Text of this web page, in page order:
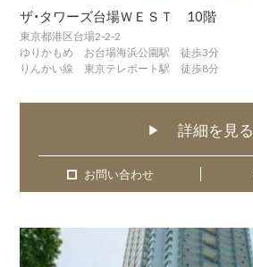
ザ・タワーズ台場ＷＥＳＴ 10階
東京都港区台場2-2-2
ゆりかもめ お台場海浜公園駅 徒歩3分
りんかい線 東京テレポート駅 徒歩8分
▶ 詳細を見る
お問い合わせ
お問い合わせ